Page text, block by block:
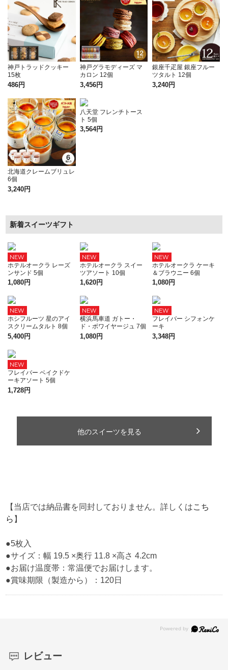
【当店では納品書を同封しておりません。詳しくはこち
ら 】
●5枚入
●サイズ：幅 19.5 ×奥行 11.8 ×高さ 4.2cm
●お届け温度帯：常温便でお届けします。
●賞味期限（製造から）：120日
レビュー